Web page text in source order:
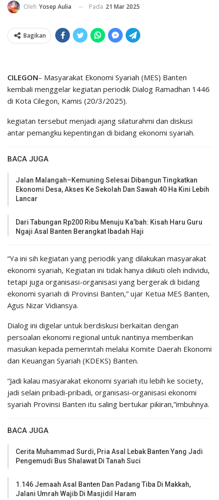
Oleh Yosep Aulia Pada 21 Mar 2025
Bagikan
CILEGON– Masyarakat Ekonomi Syariah (MES) Banten
kembali menggelar kegiatan periodik Dialog Ramadhan 1446
di Kota Cilegon, Kamis (20/3/2025).
kegiatan tersebut menjadi ajang silaturahmi dan diskusi
antar pemangku kepentingan di bidang ekonomi syariah.
BACA JUGA
Jalan Malangah–Kemuning Selesai Dibangun Tingkatkan
Ekonomi Desa, Akses Ke Sekolah Dan Sawah 40 Ha Kini Lebih
Lancar
Dari Tabungan Rp200 Ribu Menuju Ka’bah: Kisah Haru Guru
Ngaji Asal Banten Berangkat Ibadah Haji
“Ya ini sih kegiatan yang periodik yang dilakukan masyarakat
ekonomi syariah, Kegiatan ini tidak hanya diikuti oleh individu,
tetapi juga organisasi-organisasi yang bergerak di bidang
ekonomi syariah di Provinsi Banten,” ujar Ketua MES Banten,
Agus Nizar Vidiansya.
Dialog ini digelar untuk berdiskusi berkaitan dengan
persoalan ekonomi regional untuk nantinya memberikan
masukan kepada pemerintah melalui Komite Daerah Ekonomi
dan Keuangan Syariah (KDEKS) Banten.
“Jadi kalau masyarakat ekonomi syariah itu lebih ke society,
jadi selain pribadi-pribadi, organisasi-organisasi ekonomi
syariah Provinsi Banten itu saling bertukar pikiran,”imbuhnya.
BACA JUGA
Cerita Muhammad Surdi, Pria Asal Lebak Banten Yang Jadi
Pengemudi Bus Shalawat Di Tanah Suci
1.146 Jemaah Asal Banten Dan Padang Tiba Di Makkah,
Jalani Umrah Wajib Di Masjidil Haram